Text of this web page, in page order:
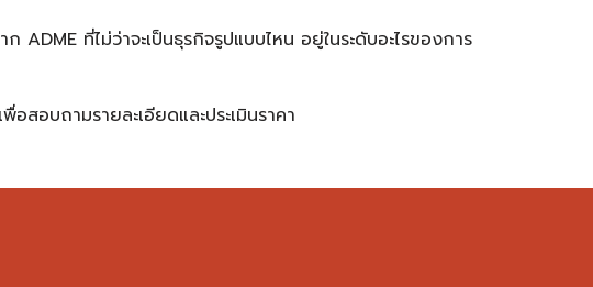
ที่ไม่ว่าจะเป็นธุรกิจรูปแบบไหน อยู่ในระดับอะไรของการ
สอบถามรายละเอียดและประเมินราคา